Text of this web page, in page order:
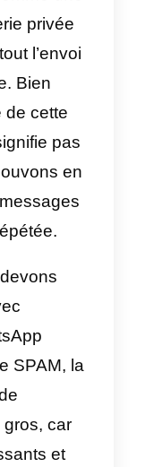
courrier
le plus
il existe
façons
massifs
de type
vous
messages
une liste de
puis en
le